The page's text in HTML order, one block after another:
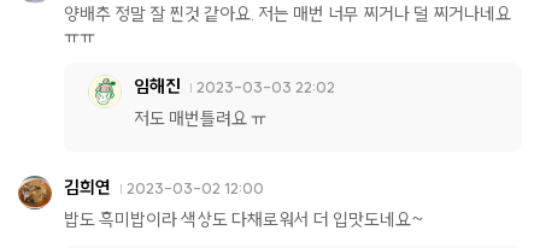
양배추 정말 잘 찐것 같아요. 저는 매번 너무 찌거나 덜 찌거나네요
ㅠㅠ
임해진 2023-03-03 22:02
저도 매번틀려요 ㅠ
김희연 2023-03-02 12:00
밥도 흑미밥이라 색상도 다채로워서 더 입맛도네요~